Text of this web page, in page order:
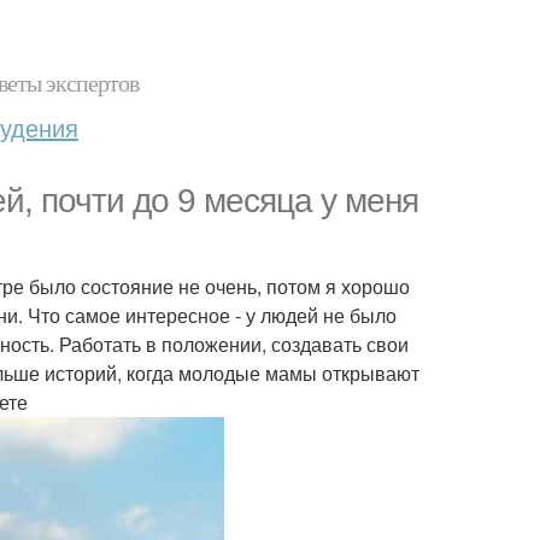
экспертов
почти до 9 месяца у меня
было состояние не очень, потом я хорошо
Что самое интересное - у людей не было
Работать в положении, создавать свои
историй, когда молодые мамы открывают